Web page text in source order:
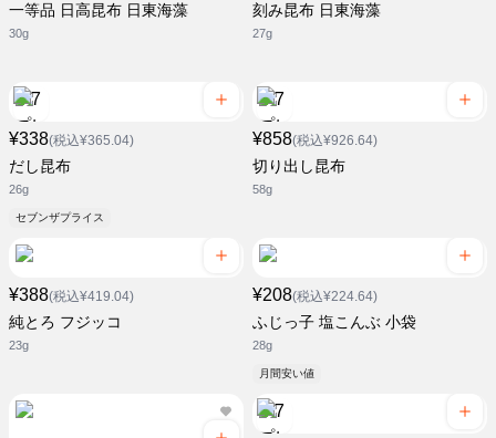
一等品 日高昆布 日東海藻
30g
刻み昆布 日東海藻
27g
¥338(税込¥365.04)
だし昆布
26g
セブンザプライス
¥858(税込¥926.64)
切り出し昆布
58g
¥388(税込¥419.04)
純とろ フジッコ
23g
¥208(税込¥224.64)
ふじっ子 塩こんぶ 小袋
28g
月間安い値